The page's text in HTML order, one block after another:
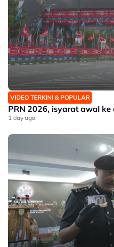
VIDEO TERKINI & POPULAR
PRN 2026, isyarat awal ke
1 day ago